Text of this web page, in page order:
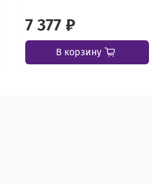
7 377 ₽
В корзину